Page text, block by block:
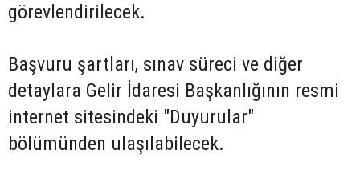
görevlendirilecek.
Başvuru şartları, sınav süreci ve diğer
detaylara Gelir İdaresi Başkanlığının resmi
internet sitesindeki "Duyurular"
bölümünden ulaşılabilecek.